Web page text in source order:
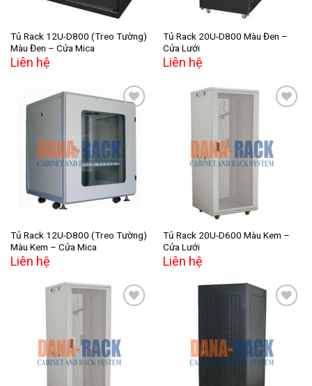
Tủ Rack 12U-D800 (Treo Tường)
Màu Đen – Cửa Mica
Liên hệ
Tủ Rack 20U-D800 Màu Đen –
Cửa Lưới
Liên hệ
Add to
wishlist
Tủ Rack 12U-D800 (Treo Tường)
Màu Kem – Cửa Mica
Liên hệ
Add to
wishlist
Tủ Rack 20U-D600 Màu Kem –
Cửa Lưới
Liên hệ
Add to
wishlist
Add to
wishlist